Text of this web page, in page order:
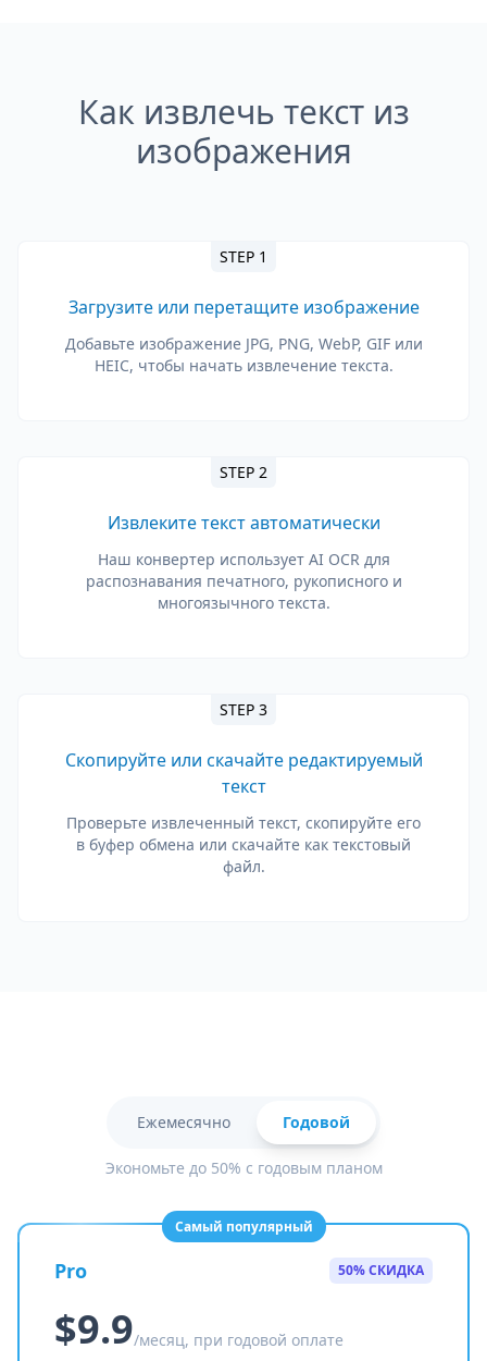
Как извлечь текст из
изображения
STEP 1
Загрузите или перетащите изображение
Добавьте изображение JPG, PNG, WebP, GIF или
HEIC, чтобы начать извлечение текста.
STEP 2
Извлеките текст автоматически
Наш конвертер использует AI OCR для
распознавания печатного, рукописного и
многоязычного текста.
STEP 3
Скопируйте или скачайте редактируемый
текст
Проверьте извлеченный текст, скопируйте его
в буфер обмена или скачайте как текстовый
файл.
Ежемесячно Годовой
Экономьте до 50% с годовым планом
Самый популярный
Pro 50% СКИДКА
$9.9/месяц, при годовой оплате